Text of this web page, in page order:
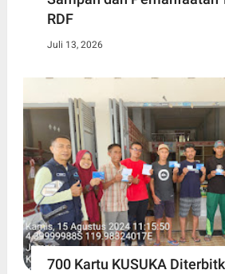
RDF
Juli 13, 2026
700 Kartu KUSUKA